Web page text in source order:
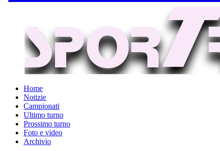
Home
Notizie
Campionati
Ultimo turno
Prossimo turno
Foto e video
Archivio